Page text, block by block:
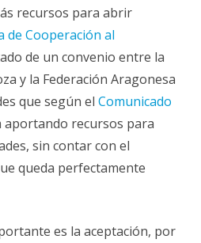
recursos para abrir
de Cooperación al
de un convenio entre la
y la Federación Aragonesa
que según el Comunicado
aportando recursos para
sin contar con el
queda perfectamente
es la aceptación, por